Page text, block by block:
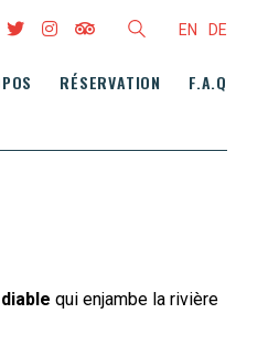
EN DE
RÉSERVATION F.A.Q
qui enjambe la rivière